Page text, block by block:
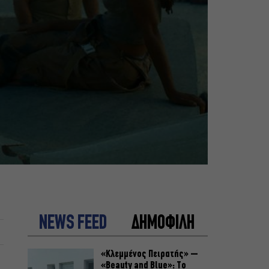
NEWS FEED ΔΗΜΟΦΙΛΗ
«Κλεμμένος Πειρατής» –
«Beauty and Blue»: Το